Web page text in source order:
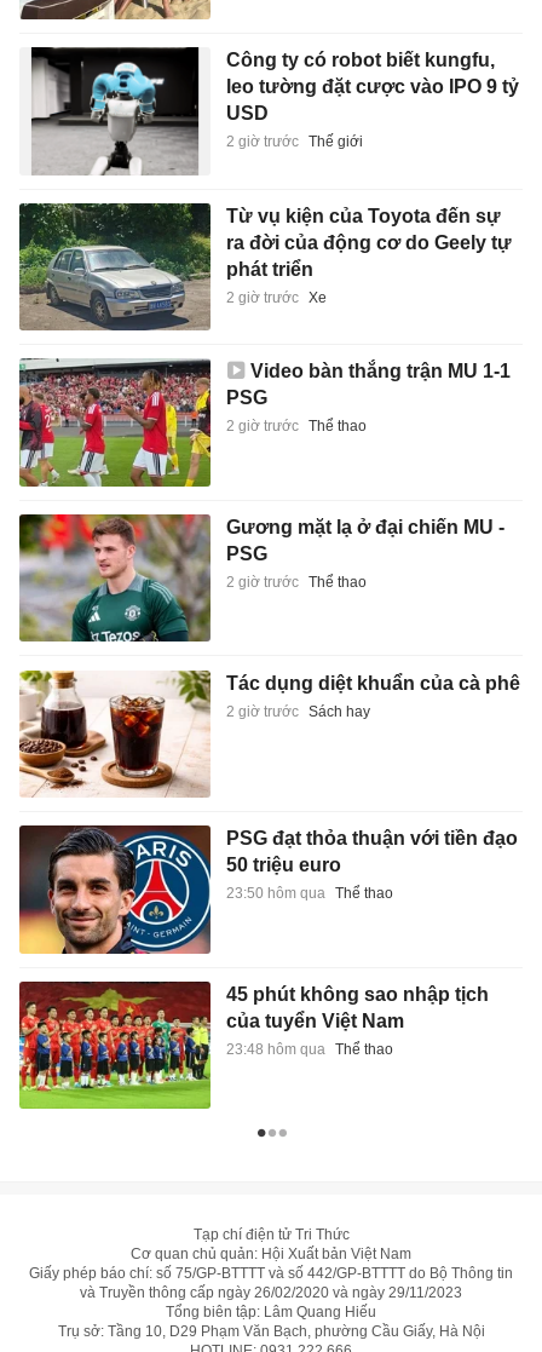
Công ty có robot biết kungfu,
leo tường đặt cược vào IPO 9 tỷ
USD
2 giờ trước Thế giới
Từ vụ kiện của Toyota đến sự
ra đời của động cơ do Geely tự
phát triển
2 giờ trước Xe
Video bàn thắng trận MU 1-1
PSG
2 giờ trước Thể thao
Gương mặt lạ ở đại chiến MU -
PSG
2 giờ trước Thể thao
Tác dụng diệt khuẩn của cà phê
2 giờ trước Sách hay
PSG đạt thỏa thuận với tiền đạo
50 triệu euro
23:50 hôm qua Thể thao
45 phút không sao nhập tịch
của tuyển Việt Nam
23:48 hôm qua Thể thao
Tạp chí điện tử Tri Thức
Cơ quan chủ quản: Hội Xuất bản Việt Nam
Giấy phép báo chí: số 75/GP-BTTTT và số 442/GP-BTTTT do Bộ Thông tin
và Truyền thông cấp ngày 26/02/2020 và ngày 29/11/2023
Tổng biên tập: Lâm Quang Hiếu
Trụ sở: Tầng 10, D29 Phạm Văn Bạch, phường Cầu Giấy, Hà Nội